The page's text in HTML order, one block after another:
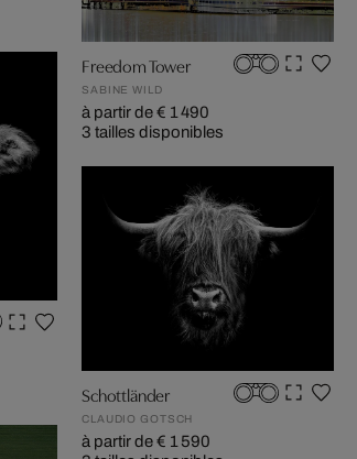
Freedom Tower
SABINE WILD
à partir de € 1 490
3 tailles disponibles
Schottländer
CLAUDIO GOTSCH
à partir de € 1 590